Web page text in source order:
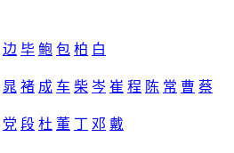
边 毕 鲍 包 柏 白
晁 褚 成 车 柴 岑 崔 程 陈 常 曹 蔡
党 段 杜 董 丁 邓 戴